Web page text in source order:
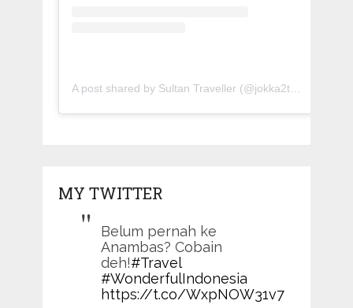
A post shared by Sultan Traveller (@jokka2traveller)
MY TWITTER
Belum pernah ke
Anambas? Cobain
deh!#Travel
#WonderfulIndonesia
https://t.co/WxpNOW31v7